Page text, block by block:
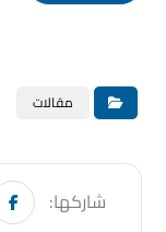
مقالات